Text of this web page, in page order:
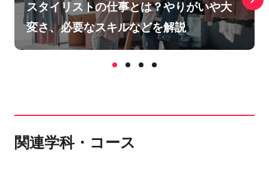
スタイリストの仕事とは？やりがいや大
変さ、必要なスキルなどを解説
関連学科・コース